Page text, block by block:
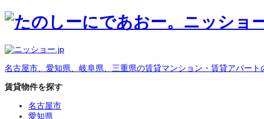
名古屋市、愛知県、岐阜県、三重県の賃貸マンション・賃貸アパート
賃貸物件を探す
名古屋市
愛知県